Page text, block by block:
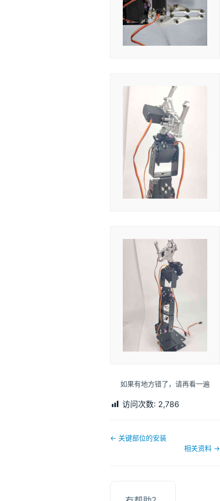
如果有地方错了，请再看一遍
访问次数: 2,786
文
← 关键部位的安装
相关资料 →